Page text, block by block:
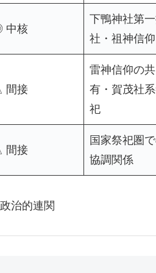
中核
下鴨神社第
社・祖神信仰
間接
雷神信仰の共
有・賀茂社
祀
間接
国家祭祀圏
協調関係
治的連関